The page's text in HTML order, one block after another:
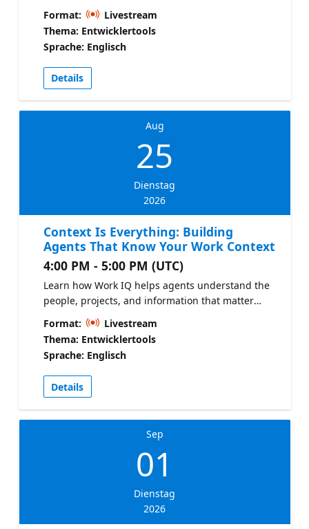
actions, and knowledge tailored to your business
scenarios. Join the product team as they
demonstrate how to design more capable and
useful agents with Skills. Copilot Developer Camp
Format:
Livestream
Thema: Entwicklertools
Sprache: Englisch
Details
Aug
25
Dienstag
2026
Context Is Everything: Building
Agents That Know Your Work Context
4:00 PM - 5:00 PM (UTC)
Learn how Work IQ helps agents understand the
people, projects, and information that matter
most in your organization. See how richer context
can make your agents more relevant, grounded,
and effective in everyday work. Copilot Developer
Camp
Format:
Livestream
Thema: Entwicklertools
Sprache: Englisch
Details
Sep
01
Dienstag
2026